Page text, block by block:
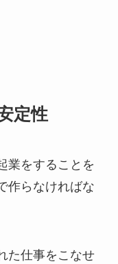
定性
業をすることを
作らなければな
た仕事をこなせ